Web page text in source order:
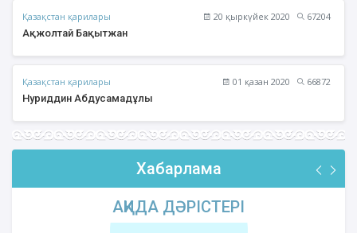
Қазақстан қарилары 20 қыркүйек 2020
67204
Ақжолтай Бақытжан
Қазақстан қарилары 01 қазан 2020
66872
Нуриддин Абдусамадұлы
Хабарлама
АҚИДА ДӘРІСТЕРІ